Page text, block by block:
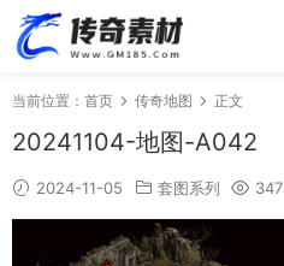
当前位置： 首页 传奇地图 正文
20241104-地图-A042
2024-11-05 套图系列 347